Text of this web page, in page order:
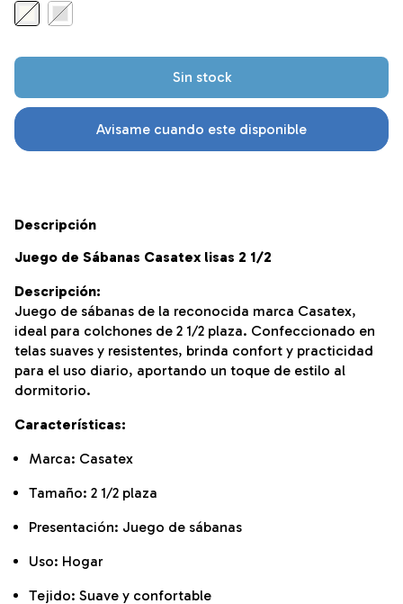
Avisame cuando este disponible
Descripción
Juego de Sábanas Casatex lisas 2 1/2
Descripción:
Juego de sábanas de la reconocida marca Casatex,
ideal para colchones de 2 1/2 plaza. Confeccionado en
telas suaves y resistentes, brinda confort y practicidad
para el uso diario, aportando un toque de estilo al
dormitorio.
Características:
Marca: Casatex
Tamaño: 2 1/2 plaza
Presentación: Juego de sábanas
Uso: Hogar
Tejido: Suave y confortable